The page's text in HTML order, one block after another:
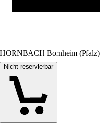
HORNBACH Bornheim (Pfalz)
Nicht reservierbar